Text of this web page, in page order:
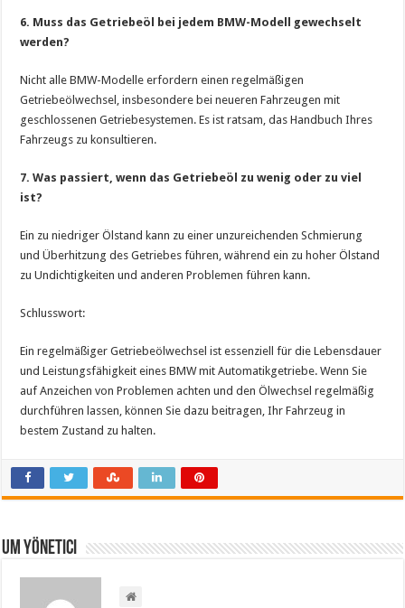
6. Muss das Getriebeöl bei jedem BMW-Modell gewechselt
werden?
Nicht alle BMW-Modelle erfordern einen regelmäßigen
Getriebeölwechsel, insbesondere bei neueren Fahrzeugen mit
geschlossenen Getriebesystemen. Es ist ratsam, das Handbuch Ihres
Fahrzeugs zu konsultieren.
7. Was passiert, wenn das Getriebeöl zu wenig oder zu viel
ist?
Ein zu niedriger Ölstand kann zu einer unzureichenden Schmierung
und Überhitzung des Getriebes führen, während ein zu hoher Ölstand
zu Undichtigkeiten und anderen Problemen führen kann.
Schlusswort:
Ein regelmäßiger Getriebeölwechsel ist essenziell für die Lebensdauer
und Leistungsfähigkeit eines BMW mit Automatikgetriebe. Wenn Sie
auf Anzeichen von Problemen achten und den Ölwechsel regelmäßig
durchführen lassen, können Sie dazu beitragen, Ihr Fahrzeug in
bestem Zustand zu halten.
Um yönetici